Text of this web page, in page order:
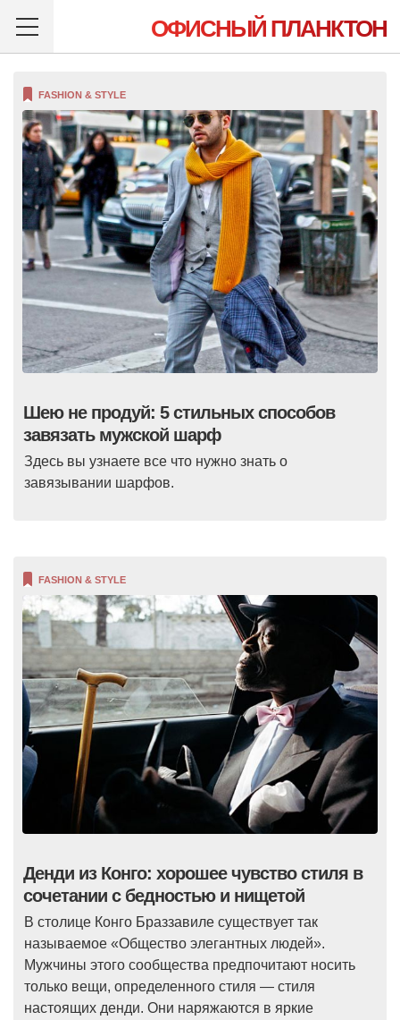
ОФИСНЫЙ ПЛАНКТОН
FASHION & STYLE
Шею не продуй: 5 стильных способов
завязать мужской шарф
Здесь вы узнаете все что нужно знать о
завязывании шарфов.
FASHION & STYLE
Денди из Конго: хорошее чувство стиля в
сочетании с бедностью и нищетой
В столице Конго Браззавиле существует так
называемое «Общество элегантных людей».
Мужчины этого сообщества предпочитают носить
только вещи, определенного стиля — стиля
настоящих денди. Они наряжаются в яркие